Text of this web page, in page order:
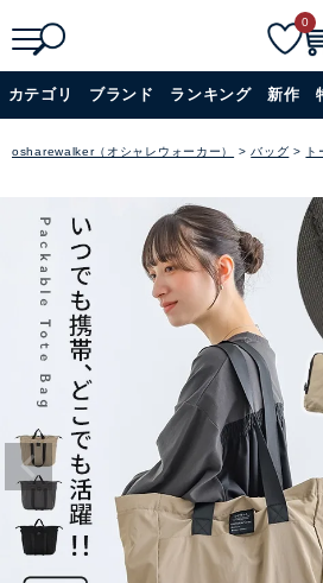
詳細検
0
カテゴリ ブランド ランキング 新作
osharewalker（オシャレウォーカー） バッグ ト